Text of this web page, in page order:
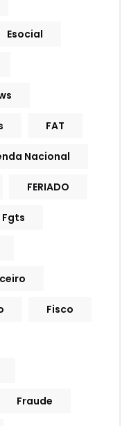
Esocial
FAT
Nacional
FERIADO
Fgts
Fisco
Fraude